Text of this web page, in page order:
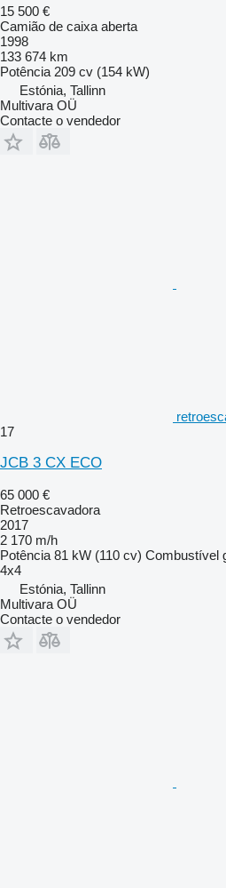
15 500 €
Camião de caixa aberta
1998
133 674 km
Potência 209 cv (154 kW)
Estónia, Tallinn
Multivara OÜ
Contacte o vendedor
17
JCB 3 CX ECO
65 000 €
Retroescavadora
2017
2 170 m/h
Potência 81 kW (110 cv) Combustível
4x4
Estónia, Tallinn
Multivara OÜ
Contacte o vendedor